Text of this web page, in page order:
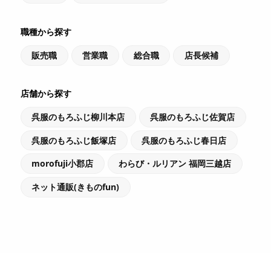
職種から探す
販売職 営業職 総合職 店長候補
店舗から探す
呉服のもろふじ柳川本店 呉服のもろふじ佐賀店
呉服のもろふじ飯塚店 呉服のもろふじ春日店
morofuji小郡店 わらび・ルリアン 福岡三越店
ネット通販(きものfun)